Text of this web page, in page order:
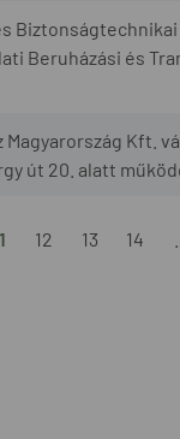
Beruházási és
Kft.
út 20. alatt
12 13 14